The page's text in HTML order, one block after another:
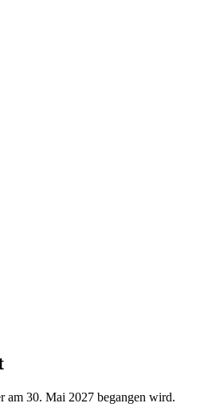
am 30. Mai 2027 begangen wird.